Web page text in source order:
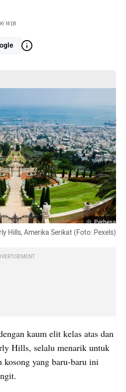
WIB
Perbesar
Hills, Amerika Serikat (Foto: Pexels)
kaum elit kelas atas dan
Hills, selalu menarik untuk
kosong yang baru-baru ini